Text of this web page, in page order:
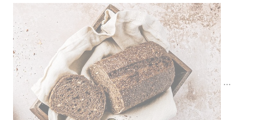
…